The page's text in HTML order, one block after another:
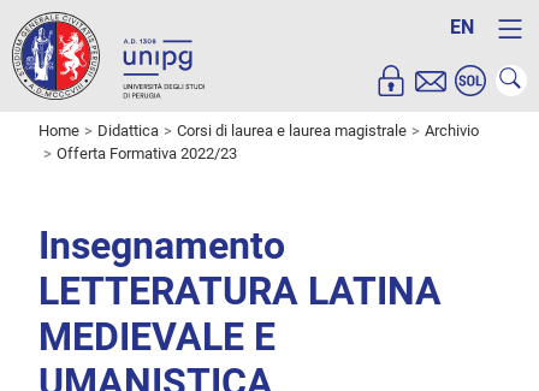
EN
Home Didattica Corsi di laurea e laurea magistrale
Archivio
Offerta Formativa 2022/23
Insegnamento
LETTERATURA LATINA
MEDIEVALE E